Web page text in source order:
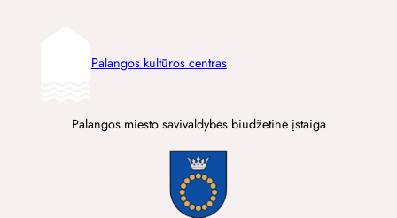
Palangos kultūros centras
Palangos miesto savivaldybės biudžetinė įstaiga